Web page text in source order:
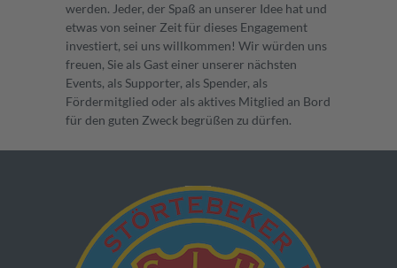
werden. Jeder, der Spaß an unserer Idee hat und
etwas von seiner Zeit für dieses Engagement
investiert, sei uns willkommen! Wir würden uns
freuen, Sie als Gast einer unserer nächsten
Events, als Supporter, als Spender, als
Fördermitglied oder als aktives Mitglied an Bord
für den guten Zweck begrüßen zu dürfen.